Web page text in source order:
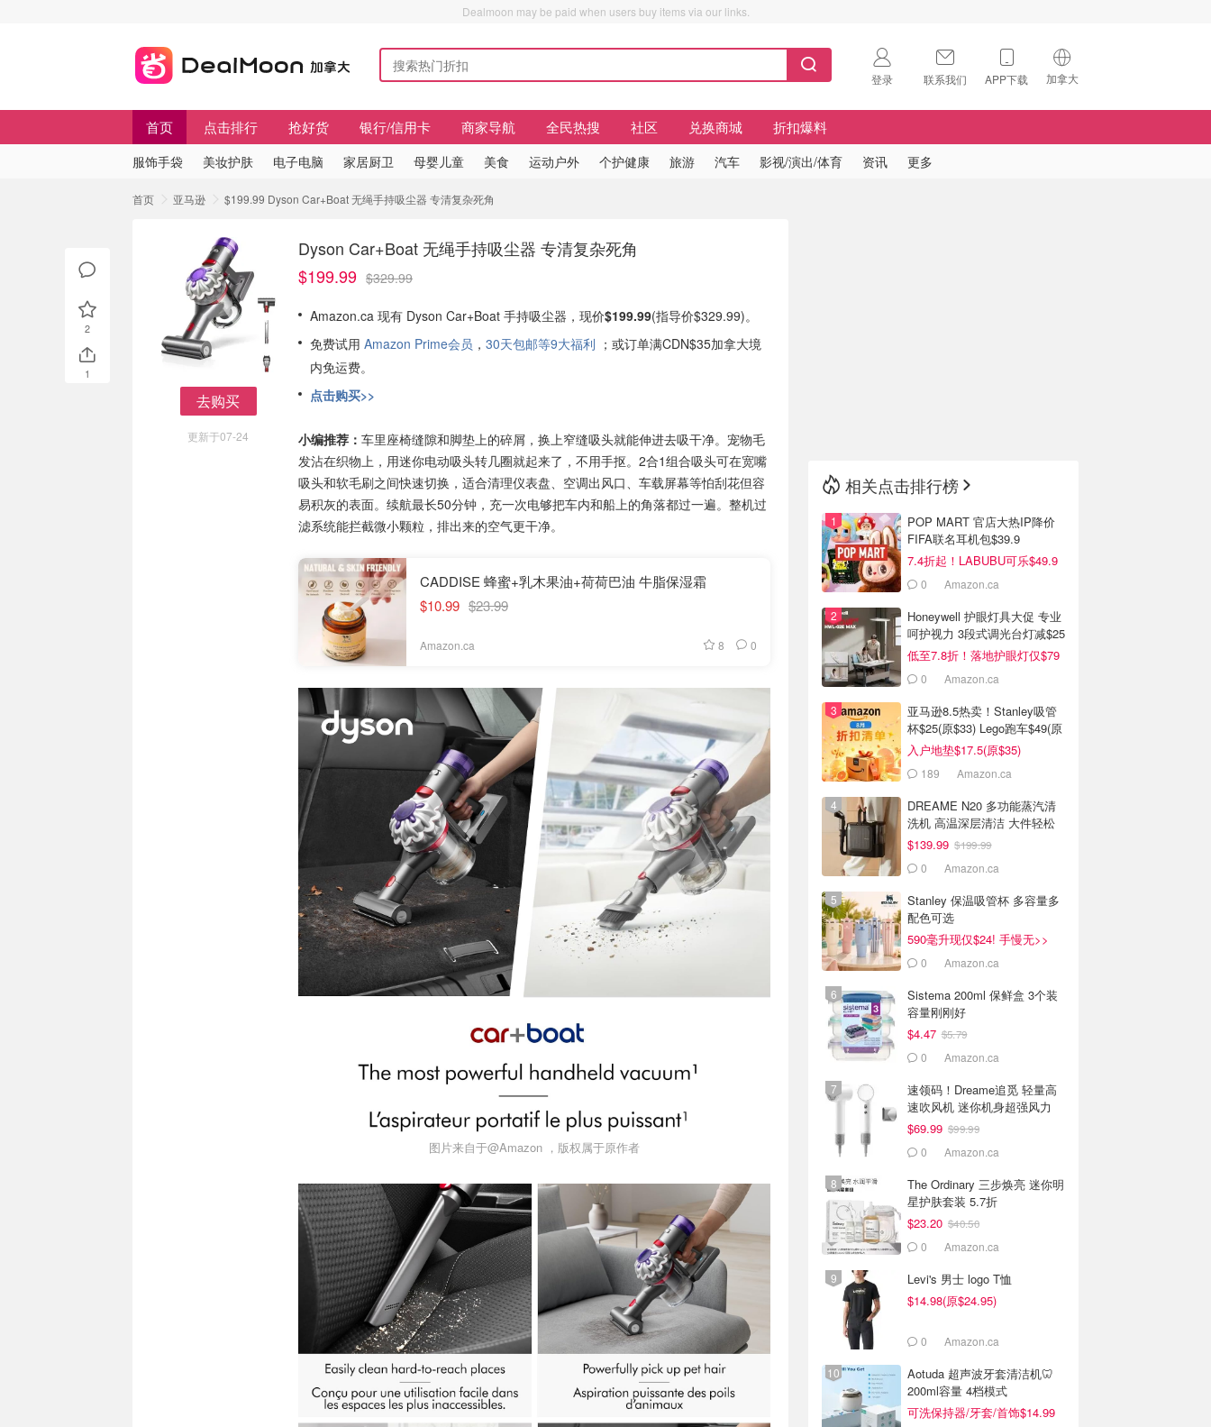
Dealmoon may be paid when users buy items via our links.
登录 联系我们 APP下载 加拿大
🇺🇸
首页 点击排行 抢好货 银行/信用卡 商家导航 全民热搜 社区 兑换商城 折扣爆料
服饰手袋 美妆护肤 电子电脑 家居厨卫 母婴儿童 美食 运动户外 个护健康 旅游 汽车 影视/演出/体育 资讯 更多
首页 亚马逊 $199.99 Dyson Car+Boat 无绳手持吸尘器 专清复杂死角
去购买
更新于07-24
Dyson Car+Boat 无绳手持吸尘器 专清复杂死角
$199.99 $329.99
Amazon.ca 现有 Dyson Car+Boat 手持吸尘器，现价$199.99(指导价$329.99)。
免费试用 Amazon Prime会员 ， 30天包邮等9大福利 ；或订单满CDN$35加拿大境
内免运费。
点击购买>>
小编推荐： 车里座椅缝隙和脚垫上的碎屑，换上窄缝吸头就能伸进去吸干净。宠物毛
发沾在织物上，用迷你电动吸头转几圈就起来了，不用手抠。2合1组合吸头可在宽嘴
吸头和软毛刷之间快速切换，适合清理仪表盘、空调出风口、车载屏幕等怕刮花但容
易积灰的表面。续航最长50分钟，充一次电够把车内和船上的角落都过一遍。整机过
滤系统能拦截微小颗粒，排出来的空气更干净。
CADDISE 蜂蜜+乳木果油+荷荷巴油 牛脂保湿霜
$10.99 $23.99
Amazon.ca 8 0
图片来自于@Amazon ，版权属于原作者
2
1
相关点击排行榜
POP MART 官店大热IP降价
FIFA联名耳机包$39.9
7.4折起！LABUBU可乐$49.9
0 Amazon.ca
Honeywell 护眼灯具大促 专业
呵护视力 3段式调光台灯减$25
低至7.8折！落地护眼灯仅$79
0 Amazon.ca
亚马逊8.5热卖！Stanley吸管
杯$25(原$33) Lego跑车$49(原
$80)
入户地垫$17.5(原$35)
189 Amazon.ca
DREAME N20 多功能蒸汽清
洗机 高温深层清洁 大件轻松
焕新
$139.99 $199.99
0 Amazon.ca
Stanley 保温吸管杯 多容量多
配色可选
590毫升现仅$24! 手慢无>>
0 Amazon.ca
Sistema 200ml 保鲜盒 3个装
容量刚刚好
$4.47 $5.79
0 Amazon.ca
速领码！Dreame追觅 轻量高
速吹风机 迷你机身超强风力
$69.99 $99.99
0 Amazon.ca
The Ordinary 三步焕亮 迷你明
星护肤套装 5.7折
$23.20 $40.50
0 Amazon.ca
Levi's 男士 logo T恤
$14.98(原$24.95)
0 Amazon.ca
Aotuda 超声波牙套清洁机🦷
200ml容量 4档模式
可洗保持器/牙套/首饰$14.99